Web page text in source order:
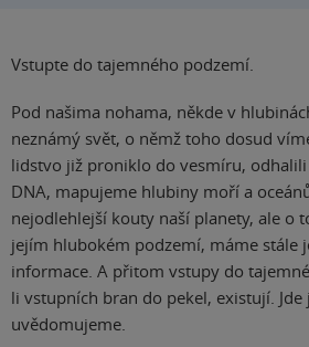
Vstupte do tajemného podzemí.
Pod našima nohama, někde v
neznámý svět, o němž toho dosud
lidstvo již proniklo do vesmíru,
DNA, mapujeme hlubiny moří a
nejodlehlejší kouty naší planety, ale o
jejím hlubokém podzemí, máme stále
informace. A přitom vstupy do
li vstupních bran do pekel, existují. Jde
uvědomujeme.